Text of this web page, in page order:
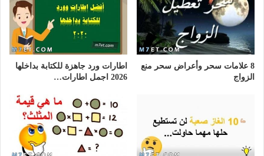
8 علامات سحر وأعراض سحر منع
الزواج
اطارات ورد جاهزة للكتابة بداخلها
2026 اجمل اطارات…